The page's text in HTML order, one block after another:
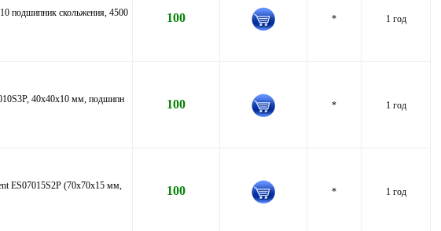
подшипник скольжения, 4500
100 * 1 год
40x40x10 мм, подшипн
100 * 1 год
ES07015S2P (70x70x15 мм,
100 * 1 год